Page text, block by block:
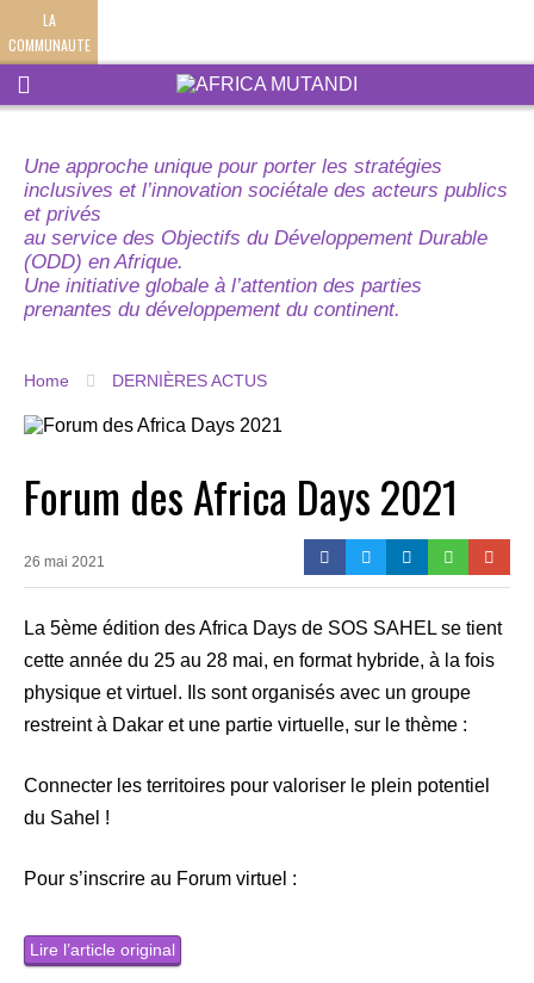
LA
COMMUNAUTE
Une approche unique pour porter les stratégies
inclusives et l’innovation sociétale des acteurs publics
et privés
au service des Objectifs du Développement Durable
(ODD) en Afrique.
Une initiative globale à l’attention des parties
prenantes du développement du continent.
Home DERNIÈRES ACTUS
Forum des Africa Days 2021
26 mai 2021
La 5ème édition des Africa Days de SOS SAHEL se tient
cette année du 25 au 28 mai, en format hybride, à la fois
physique et virtuel. Ils sont organisés avec un groupe
restreint à Dakar et une partie virtuelle, sur le thème :
Connecter les territoires pour valoriser le plein potentiel
du Sahel !
Pour s’inscrire au Forum virtuel :
Lire l’article original